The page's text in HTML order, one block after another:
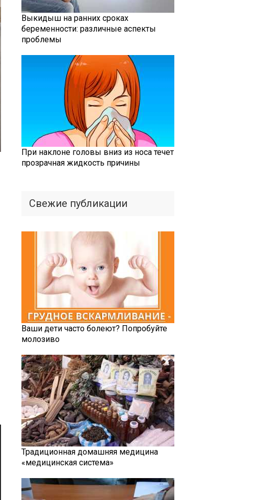
Выкидыш на ранних сроках
беременности: различные аспекты
проблемы
При наклоне головы вниз из носа течет
прозрачная жидкость причины
Свежие публикации
Ваши дети часто болеют? Попробуйте
молозиво
Традиционная домашняя медицина
«медицинская система»